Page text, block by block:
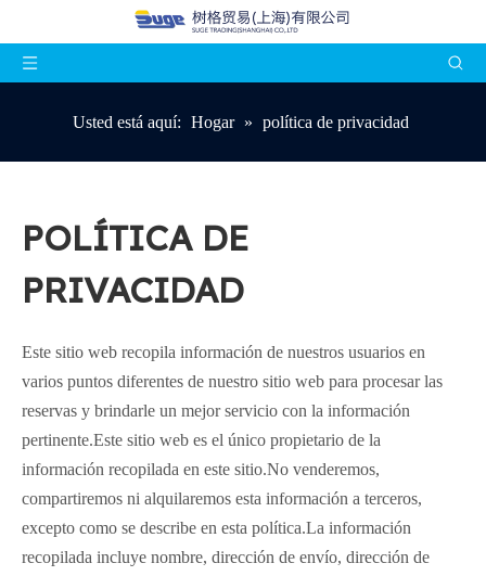
Usted está aquí: Hogar » política de privacidad
POLÍTICA DE
PRIVACIDAD
Este sitio web recopila información de nuestros usuarios en
varios puntos diferentes de nuestro sitio web para procesar las
reservas y brindarle un mejor servicio con la información
pertinente.Este sitio web es el único propietario de la
información recopilada en este sitio.No venderemos,
compartiremos ni alquilaremos esta información a terceros,
excepto como se describe en esta política.La información
recopilada incluye nombre, dirección de envío, dirección de